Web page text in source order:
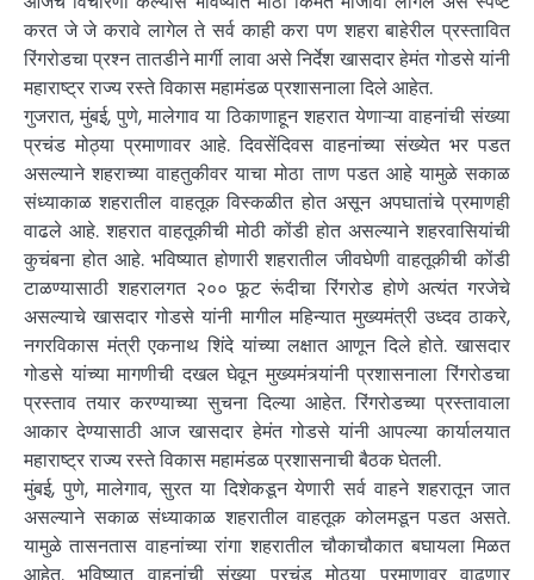
करत जे जे करावे लागेल ते सर्व काही करा पण शहरा बाहेरील प्रस्तावित
रिंगरोडचा प्रश्न तातडीने मार्गी लावा असे निर्देश खासदार हेमंत गोडसे यांनी
महाराष्ट्र राज्य रस्ते विकास महामंडळ प्रशासनाला दिले आहेत.
गुजरात, मुंबई, पुणे, मालेगाव या ठिकाणाहून शहरात येणाऱ्या वाहनांची संख्या
प्रचंड मोठ्या प्रमाणावर आहे. दिवसेंदिवस वाहनांच्या संख्येत भर पडत
असल्याने शहराच्या वाहतुकीवर याचा मोठा ताण पडत आहे यामुळे सकाळ
संध्याकाळ शहरातील वाहतूक विस्कळीत होत असून अपघातांचे प्रमाणही
वाढले आहे. शहरात वाहतूकीची मोठी कोंडी होत असल्याने शहरवासियांची
कुचंबना होत आहे. भविष्यात होणारी शहरातील जीवघेणी वाहतूकीची कोंडी
टाळण्यासाठी शहरालगत २०० फूट रूंदीचा रिंगरोड होणे अत्यंत गरजेचे
असल्याचे खासदार गोडसे यांनी मागील महिन्यात मुख्यमंत्री उध्दव ठाकरे,
नगरविकास मंत्री एकनाथ शिंदे यांच्या लक्षात आणून दिले होते. खासदार
गोडसे यांच्या मागणीची दखल घेवून मुख्यमंत्र्यांनी प्रशासनाला रिंगरोडचा
प्रस्ताव तयार करण्याच्या सुचना दिल्या आहेत. रिंगरोडच्या प्रस्तावाला
आकार देण्यासाठी आज खासदार हेमंत गोडसे यांनी आपल्या कार्यालयात
महाराष्ट्र राज्य रस्ते विकास महामंडळ प्रशासनाची बैठक घेतली.
मुंबई, पुणे, मालेगाव, सुरत या दिशेकडून येणारी सर्व वाहने शहरातून जात
असल्याने सकाळ संध्याकाळ शहरातील वाहतूक कोलमडून पडत असते.
यामुळे तासनतास वाहनांच्या रांगा शहरातील चौकाचौकात बघायला मिळत